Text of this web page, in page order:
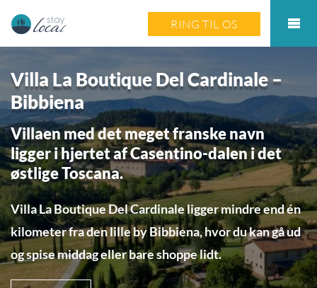
RING TIL OS
Villa La Boutique Del Cardinale –
Bibbiena
Villaen med det meget franske navn
ligger i hjertet af Casentino-dalen i det
østlige Toscana.
Villa La Boutique Del Cardinale ligger mindre end én
kilometer fra den lille by Bibbiena, hvor du kan gå ud
og spise middag eller bare shoppe lidt.